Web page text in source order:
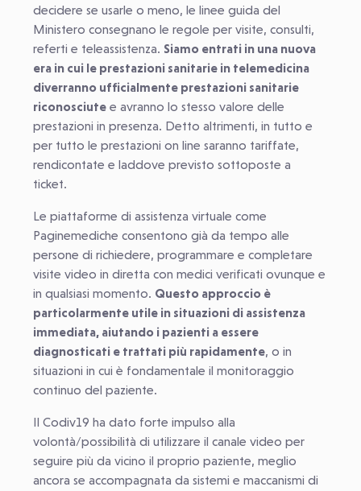
decidere se usarle o meno, le linee guida del
Ministero consegnano le regole per visite, consulti,
referti e teleassistenza. Siamo entrati in una nuova
era in cui le prestazioni sanitarie in telemedicina
diverranno ufficialmente prestazioni sanitarie
riconosciute e avranno lo stesso valore delle
prestazioni in presenza. Detto altrimenti, in tutto e
per tutto le prestazioni on line saranno tariffate,
rendicontate e laddove previsto sottoposte a
ticket.
Le piattaforme di assistenza virtuale come
Paginemediche consentono già da tempo alle
persone di richiedere, programmare e completare
visite video in diretta con medici verificati ovunque e
in qualsiasi momento. Questo approccio è
particolarmente utile in situazioni di assistenza
immediata, aiutando i pazienti a essere
diagnosticati e trattati più rapidamente, o in
situazioni in cui è fondamentale il monitoraggio
continuo del paziente.
Il Codiv19 ha dato forte impulso alla
volontà/possibilità di utilizzare il canale video per
seguire più da vicino il proprio paziente, meglio
ancora se accompagnata da sistemi e maccanismi di